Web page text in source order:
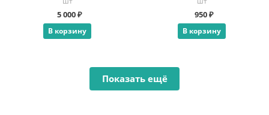
5 000 ₽
В корзину
950 ₽
В корзину
Показать ещё